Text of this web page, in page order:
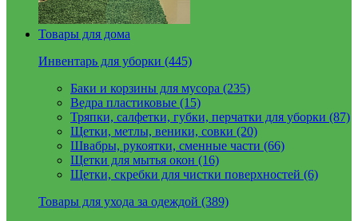
Товары для дома
Инвентарь для уборки (445)
Баки и корзины для мусора (235)
Ведра пластиковые (15)
Тряпки, салфетки, губки, перчатки для уборки (87)
Щетки, метлы, веники, совки (20)
Швабры, рукоятки, сменные части (66)
Щетки для мытья окон (16)
Щетки, скребки для чистки поверхностей (6)
Товары для ухода за одеждой (389)